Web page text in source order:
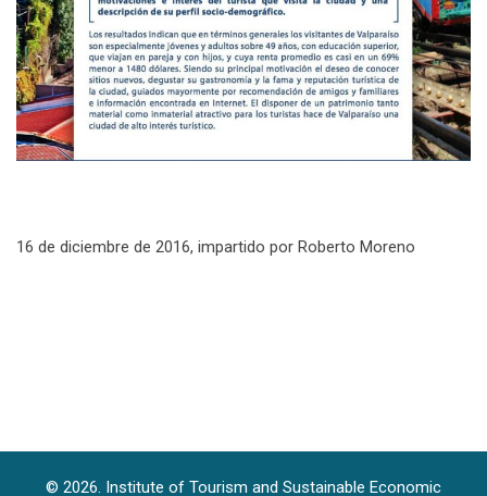
16 de diciembre de 2016, impartido por Roberto Moreno
© 2026. Institute of Tourism and Sustainable Economic